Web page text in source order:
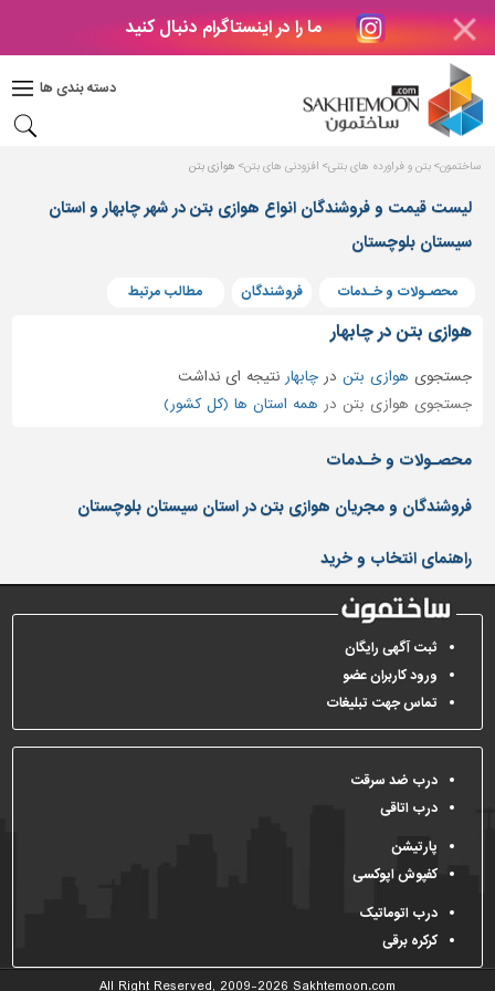
ما را در اینستاگرام دنبال کنید
دسته بندی ها
دکوراسیون
بتن
های
بتنی
درب
پنجره
مصالح
پله،
نرده
حفاظ
دیوارپوش،
سنگ
سرویس
بهداشتی
ابزار،یراق
و
ماشین
آلات
برقی،روشنایی،ایمنی
سازی
و
ساخت
و
ساختمون بتن و فراورده های بتنی افزودنی های بتن هوازی بتن
لیست قیمت و فروشندگان انواع هوازی بتن در شهر چابهار و استان
سیستان بلوچستان
محصـولات و خـدمات فروشندگان مطالب مرتبط
هوازی بتن در چابهار
جستجوی هوازی بتن درچابهار نتیجه ای نداشت
جستجوی هوازی بتن در همه استان ها (کل کشور)
محصـولات و خـدمات
فروشندگان و مجریان هوازی بتن در استان سیستان بلوچستان
راهنمای انتخاب و خرید
ثبت آگهی رایگان
ورود کاربران عضو
تماس جهت تبلیغات
درب ضد سرقت
درب اتاقی
پارتیشن
کفپوش اپوکسی
درب اتوماتیک
کرکره برقی
All Right Reserved, 2009-2026 Sakhtemoon.com